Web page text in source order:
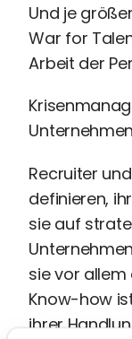
Und je
War for
Arbeit der
Unternehmen
Recruiter
definieren,
sie auf
sie vor allem
Know-how
ihrer